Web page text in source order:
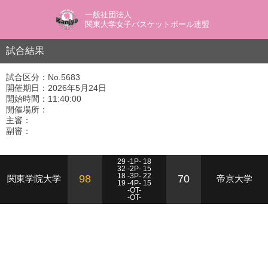
一般社団法人
関東大学女子バスケットボール連盟
試合結果
試合区分：No.5683
開催期日：2026年5月24日
開始時間：11:40:00
開催場所：
主審：
副審：
関東学院大学 98
29 -1P- 18
32 -2P- 15
18 -3P- 22
19 -4P- 15
-OT-
-OT-
70 帝京大学